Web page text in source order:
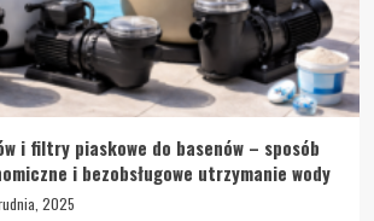
i filtry piaskowe do basenów – sposób
i bezobsługowe utrzymanie wody
2025